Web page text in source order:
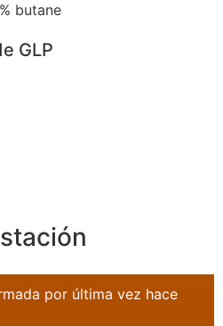
butane
GLP
por última vez hace